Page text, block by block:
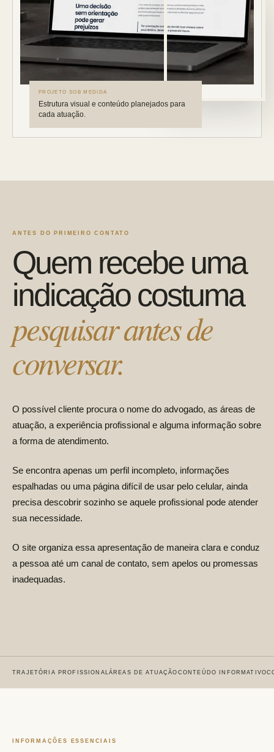
PROJETO SOB MEDIDA
Estrutura visual e conteúdo planejados para
cada atuação.
ANTES DO PRIMEIRO CONTATO
Quem recebe uma
indicação costuma
pesquisar antes de
conversar.
O possível cliente procura o nome do advogado, as áreas de
atuação, a experiência profissional e alguma informação sobre
a forma de atendimento.
Se encontra apenas um perfil incompleto, informações
espalhadas ou uma página difícil de usar pelo celular, ainda
precisa descobrir sozinho se aquele profissional pode atender
sua necessidade.
O site organiza essa apresentação de maneira clara e conduz
a pessoa até um canal de contato, sem apelos ou promessas
inadequadas.
TRAJETÓRIA PROFISSIONAL ÁREAS DE ATUAÇÃO CONTEÚDO INFORMATIVO
INFORMAÇÕES ESSENCIAIS